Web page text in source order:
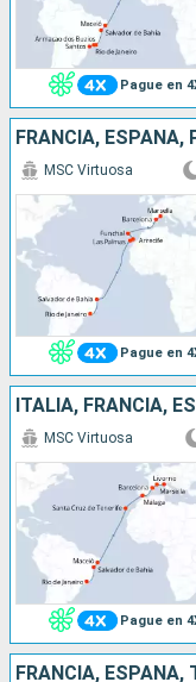
Pague en
Pague en
MSC Virtuosa
Pague en
MSC Virtuosa
FRANCIA, ESPAÑA,